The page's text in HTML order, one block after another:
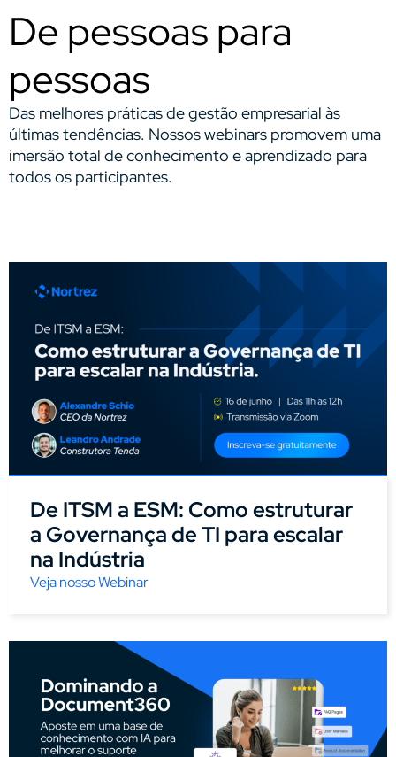
De pessoas para
pessoas
Das melhores práticas de gestão empresarial às
últimas tendências. Nossos webinars promovem uma
imersão total de conhecimento e aprendizado para
todos os participantes.
De ITSM a ESM: Como estruturar
a Governança de TI para escalar
na Indústria
Veja nosso Webinar